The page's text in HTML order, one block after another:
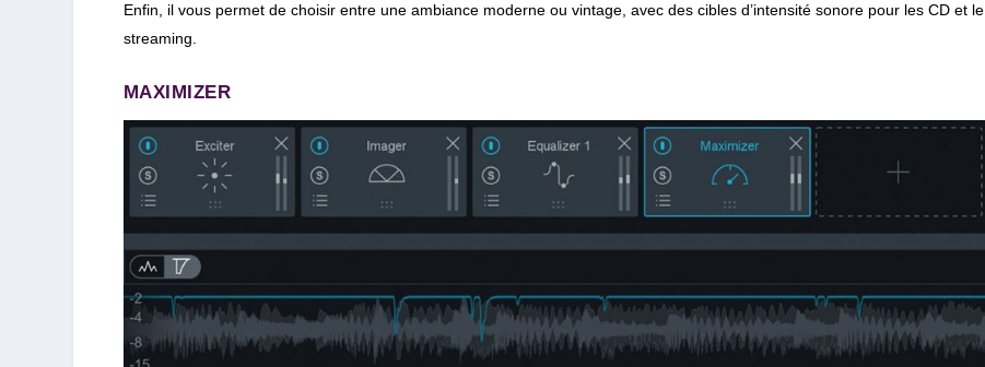
Enfin, il vous permet de choisir entre une ambiance moderne ou vintage, avec des cibles d’intensité sonore pour les CD et le
streaming.
MAXIMIZER